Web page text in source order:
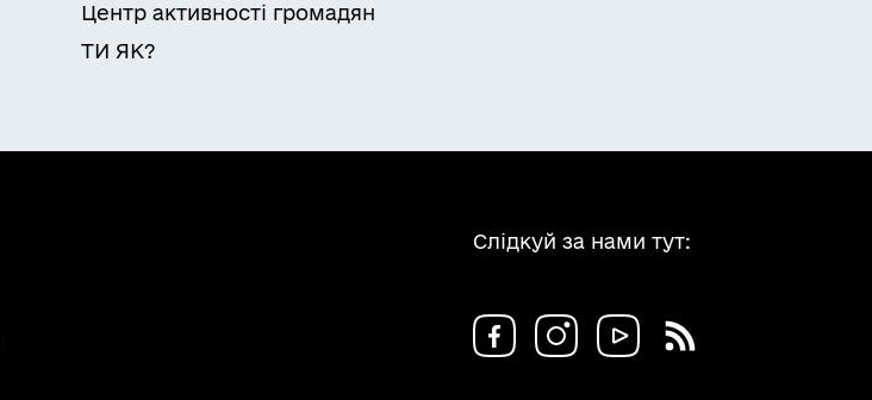
Центр активності громадян
ТИ ЯК?
Слідкуй за нами тут: